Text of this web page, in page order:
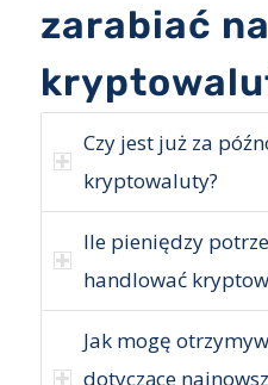
zarabiać na
Czy jest już za
kryptowaluty?
Ile pieniędzy
handlować
Jak mogę
dotyczące